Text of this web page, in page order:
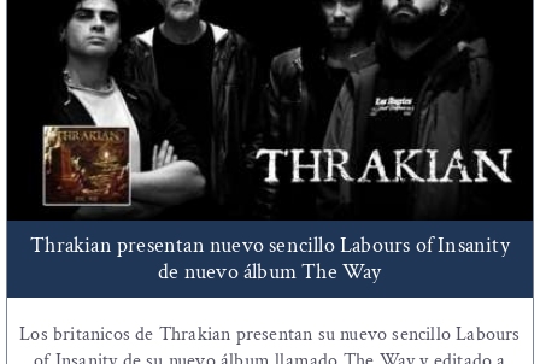
Thrakian presentan nuevo sencillo Labours of Insanity
de nuevo álbum The Way
Los britanicos de Thrakian presentan su nuevo sencillo Labours